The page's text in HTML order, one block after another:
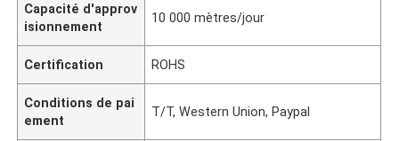
Capacité d'approv
isionnement
10 000 mètres/jour
Certification ROHS
Conditions de pai
ement
T/T, Western Union, Paypal